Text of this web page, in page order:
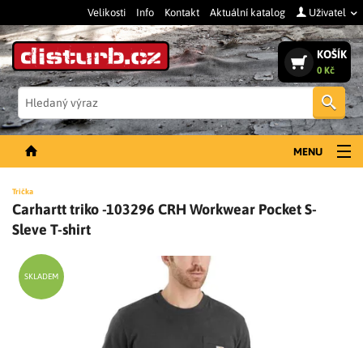
Velikosti Info Kontakt Aktuální katalog Uživatel
KOŠÍK
0 Kč
MENU
PÁNSKÉ OBLEČENÍ
DOPLŇKY
SLEVY A VÝPRODEJ
Trička
Carhartt triko -103296 CRH Workwear Pocket S-
Sleve T-shirt
SKLADEM